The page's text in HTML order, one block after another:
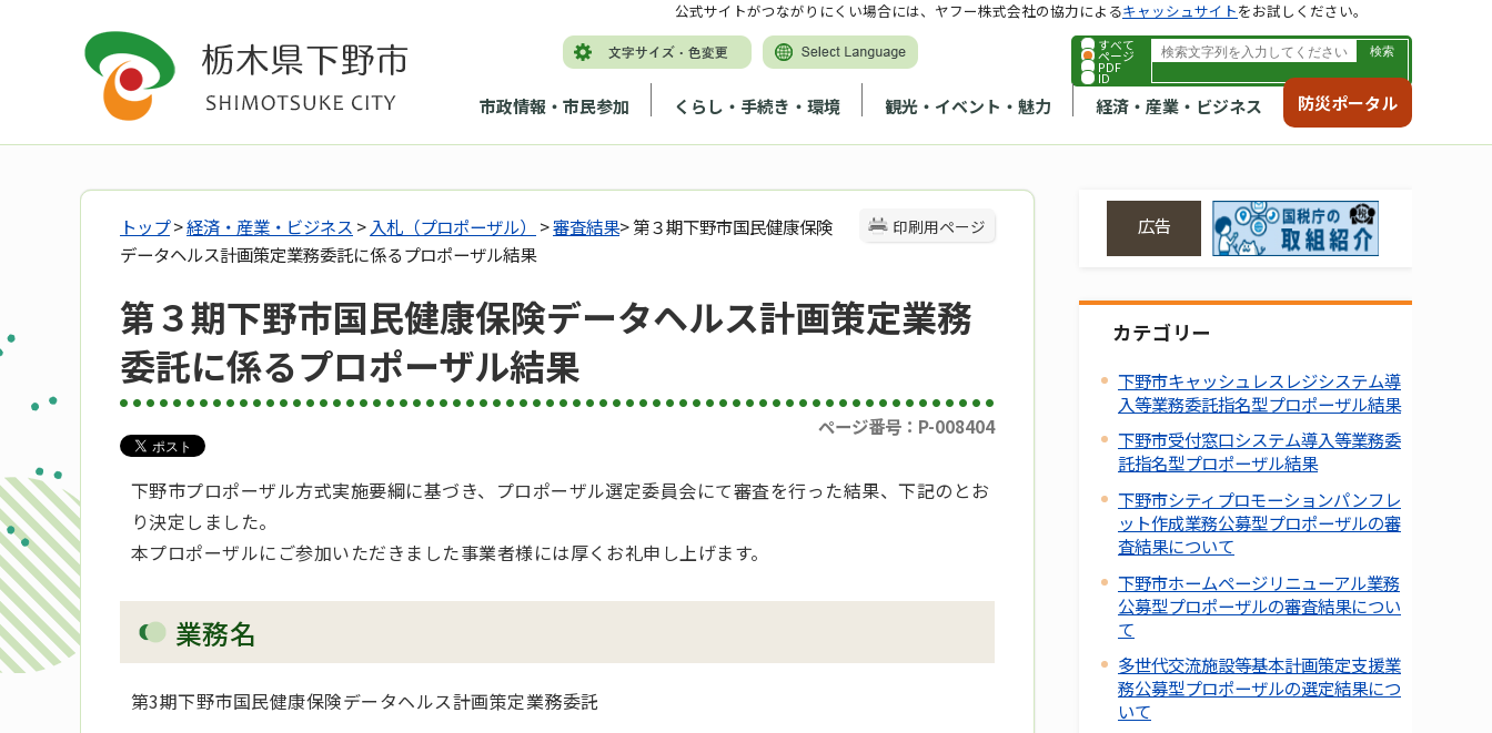
すべて
ページ
PDF
ID
市政情報・市民参加 くらし・手続き・環境 観光・イベント・魅力 経済・産業・ビジネス 防災ポータル
公式サイトがつながりにくい場合には、ヤフー株式会社の協力によるキャッシュサイトをお試しください。
印刷用ページ
トップ>経済・産業・ビジネス > 入札（プロポーザル） >審査結果> 第３期下野市国民健康保険
データヘルス計画策定業務委託に係るプロポーザル結果
第３期下野市国民健康保険データヘルス計画策定業務
委託に係るプロポーザル結果
ページ番号：P-008404
下野市プロポーザル方式実施要綱に基づき、プロポーザル選定委員会にて審査を行った結果、下記のとお
り決定しました。
本プロポーザルにご参加いただきました事業者様には厚くお礼申し上げます。
業務名
第3期下野市国民健康保険データヘルス計画策定業務委託
広告
カテゴリー
下野市キャッシュレスレジシステム導
入等業務委託指名型プロポーザル結果
下野市受付窓口システム導入等業務委
託指名型プロポーザル結果
下野市シティプロモーションパンフレ
ット作成業務公募型プロポーザルの審
査結果について
下野市ホームページリニューアル業務
公募型プロポーザルの審査結果につい
て
多世代交流施設等基本計画策定支援業
務公募型プロポーザルの選定結果につ
いて